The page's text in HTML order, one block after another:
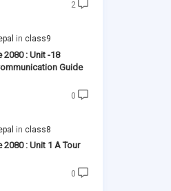
2
class9
2080 : Unit -18
Guide
0
class8
: Unit 1 A Tour
0